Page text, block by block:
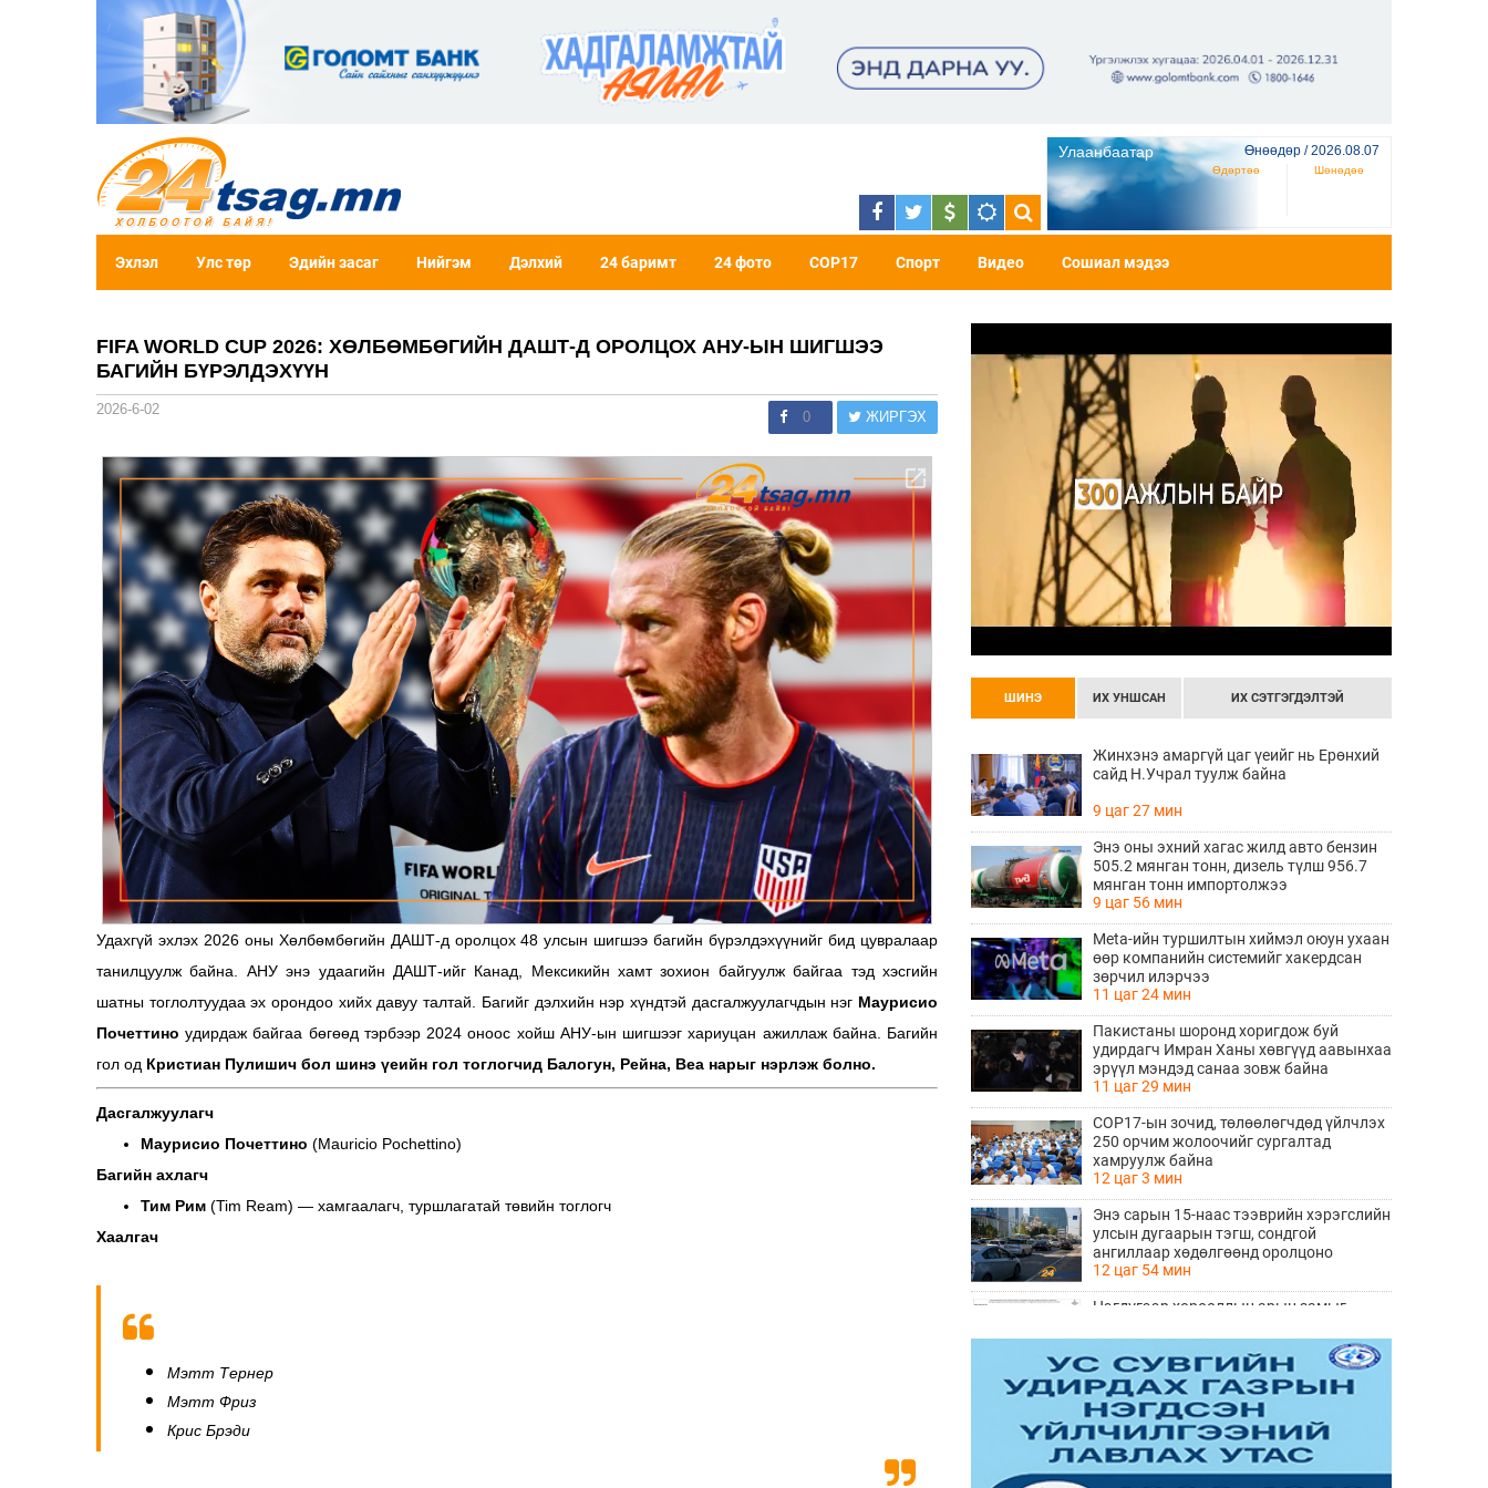
Улаанбаатар Өнөөдөр / 2026.08.07
Өдөртөө Шөнөдөө
Эхлэл Улс төр Эдийн засаг Нийгэм Дэлхий 24 баримт 24 фото COP17 Спорт Видео Сошиал мэдээ
FIFA WORLD CUP 2026: ХӨЛБӨМБӨГИЙН ДАШТ-Д ОРОЛЦОХ АНУ-ЫН ШИГШЭЭ
БАГИЙН БҮРЭЛДЭХҮҮН
2026-6-02 0 ЖИРГЭХ
Удахгүй эхлэх 2026 оны Хөлбөмбөгийн ДАШТ-д оролцох 48 улсын шигшээ багийн бүрэлдэхүүнийг бид цувралаар
танилцуулж байна. АНУ энэ удаагийн ДАШТ-ийг Канад, Мексикийн хамт зохион байгуулж байгаа тэд хэсгийн
шатны тоглолтуудаа эх орондоо хийх давуу талтай. Багийг дэлхийн нэр хүндтэй дасгалжуулагчдын нэг Маурисио
Почеттино удирдаж байгаа бөгөөд тэрбээр 2024 оноос хойш АНУ-ын шигшээг хариуцан ажиллаж байна. Багийн
гол од Кристиан Пулишич бол шинэ үеийн гол тоглогчид Балогун, Рейна, Веа нарыг нэрлэж болно.
Дасгалжуулагч
Маурисио Почеттино (Mauricio Pochettino)
Багийн ахлагч
Тим Рим (Tim Ream) — хамгаалагч, туршлагатай төвийн тоглогч
Хаалгач
Мэтт Тернер
Мэтт Фриз
Крис Брэди
ШИНЭ ИХ УНШСАН ИХ СЭТГЭГДЭЛТЭЙ
Жинхэнэ амаргүй цаг үеийг нь Ерөнхий
сайд Н.Учрал туулж байна
9 цаг 27 мин
Энэ оны эхний хагас жилд авто бензин
505.2 мянган тонн, дизель түлш 956.7
мянган тонн импортолжээ
9 цаг 56 мин
Meta-ийн туршилтын хиймэл оюун ухаан
өөр компанийн системийг хакердсан
зөрчил илэрчээ
11 цаг 24 мин
Пакистаны шоронд хоригдож буй
удирдагч Имран Ханы хөвгүүд аавынхаа
эрүүл мэндэд санаа зовж байна
11 цаг 29 мин
COP17-ын зочид, төлөөлөгчдөд үйлчлэх
250 орчим жолоочийг сургалтад
хамруулж байна
12 цаг 3 мин
Энэ сарын 15-наас тээврийн хэрэгслийн
улсын дугаарын тэгш, сондгой
ангиллаар хөдөлгөөнд оролцоно
12 цаг 54 мин
Нэгдүгээр хорооллын арын замыг
хааж, борооны ус зайлуулах шугамын
хөндлөн сэтэлгээ хийнэ
12 цаг 56 мин
“Туул усан цогцолбор” төслийн
нэгдүгээр шатны ТЭЗҮ-ийг
боловсруулах ажил 90 хувийн
гүйцэтгэлтэй байна
12 цаг 58 мин